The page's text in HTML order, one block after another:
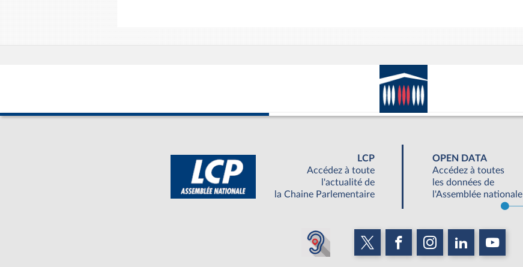
LCP
Accédez à toute
l'actualité de
la Chaine Parlementaire
OPEN DATA
Accédez à toutes
les données de
l'Assemblée nationale